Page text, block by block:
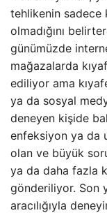
tehlikenin
olmadığını
günümüzde
mağazalarda
ediliyor ama
ya da sosyal
deneyen kişide
enfeksiyon ya da
olan ve büyük
ya da daha fazla
gönderiliyor. Son
aracılığıyla